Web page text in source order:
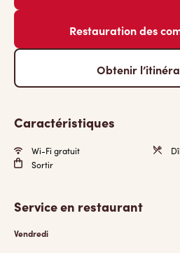
Restauration des
Obtenir
Caractéristiques
Wi-Fi gratuit
Sortir
Service en restaurant
Vendredi